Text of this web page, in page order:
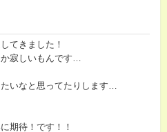
てきました！
寂しいもんです…
いなと思ってたりします…
期待！です！！